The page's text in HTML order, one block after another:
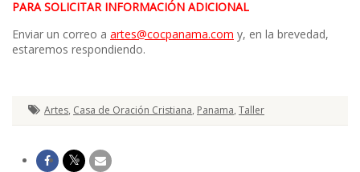
PARA SOLICITAR INFORMACIÓN ADICIONAL
Enviar un correo a artes@cocpanama.com y, en la brevedad,
estaremos respondiendo.
Artes, Casa de Oración Cristiana, Panama, Taller